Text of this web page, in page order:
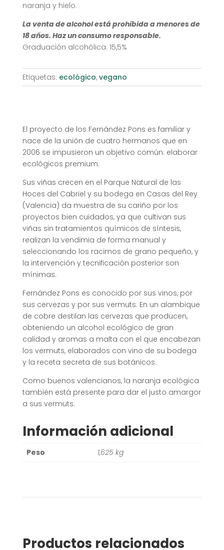
naranja y hielo.
La venta de alcohol está prohibida a menores de
18 años. Haz un consumo responsable.
Graduación alcohólica: 15,5%
Etiquetas: ecológico, vegano
El proyecto de los Fernández Pons es familiar y
nace de la unión de cuatro hermanos que en
2006 se impusieron un objetivo común: elaborar
ecológicos premium.
Sus viñas crecen en el Parque Natural de las
Hoces del Cabriel y su bodega en Casas del Rey
(Valencia) da muestra de su cariño por los
proyectos bien cuidados, ya que cultivan sus
viñas sin tratamientos químicos de síntesis,
realizan la vendimia de forma manual y
seleccionando los racimos de grano pequeño, y
la intervención y tecnificación posterior son
mínimas.
Fernández Pons es conocido por sus vinos, por
sus cervezas y por sus vermuts. En un alambique
de cobre destilan las cervezas que producen,
obteniendo un alcohol ecológico de gran
calidad y aromas a malta con el que encabezan
los vermuts, elaborados con vino de su bodega
y la receta secreta de sus botánicos.
Como buenos valencianos, la naranja ecológica
también está presente para dar el justo amargor
a sus vermuts.
Información adicional
Peso 1,625 kg
Productos relacionados